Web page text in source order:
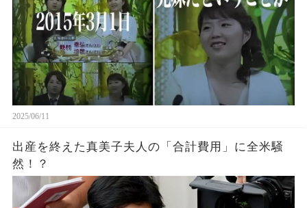
2025/06/11
出産を終えた真美子夫人の「合計費用」に全米騒
然！？